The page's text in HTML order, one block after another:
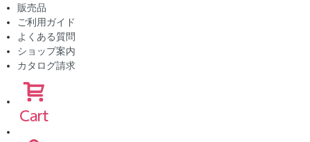
販売品
ご利用ガイド
よくある質問
ショップ案内
カタログ請求